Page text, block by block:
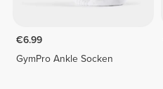
€6.99
GymPro Ankle Socken